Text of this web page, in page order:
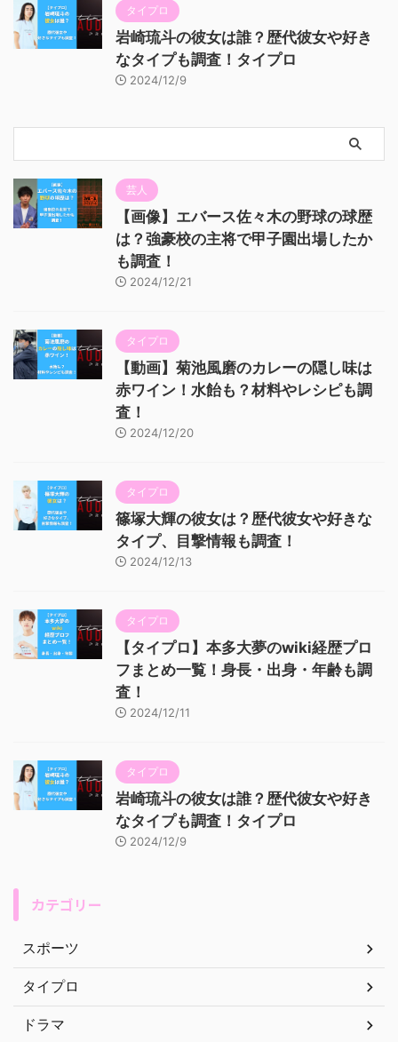
タイプロ
岩崎琉斗の彼女は誰？歴代彼女や好き
なタイプも調査！タイプロ
2024/12/9
芸人
【画像】エバース佐々木の野球の球歴
は？強豪校の主将で甲子園出場したか
も調査！
2024/12/21
タイプロ
【動画】菊池風磨のカレーの隠し味は
赤ワイン！水飴も？材料やレシピも調
査！
2024/12/20
タイプロ
篠塚大輝の彼女は？歴代彼女や好きな
タイプ、目撃情報も調査！
2024/12/13
タイプロ
【タイプロ】本多大夢のwiki経歴プロ
フまとめ一覧！身長・出身・年齢も調
査！
2024/12/11
タイプロ
岩崎琉斗の彼女は誰？歴代彼女や好き
なタイプも調査！タイプロ
2024/12/9
カテゴリー
スポーツ
タイプロ
ドラマ